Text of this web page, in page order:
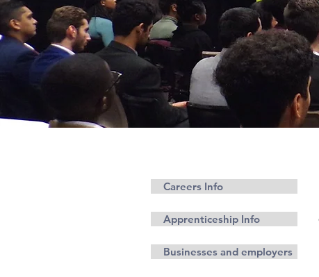
Careers Info
Apprenticeship Info
Businesses and employers